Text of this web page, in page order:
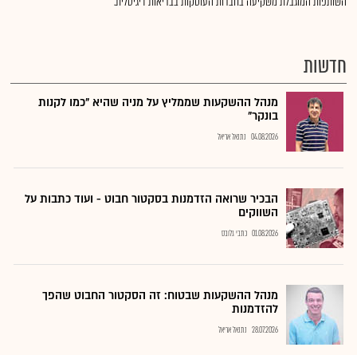
חדשות
מנהל ההשקעות שממליץ על מניה שהיא "כמו לקנות
בונקר"
04.08.2026 נתנאל אריאל
הבכיר שרואה הזדמנות בסקטור חבוט - ועוד כתבות על
השווקים
01.08.2026 כתבי גלובס
מנהל ההשקעות שבטוח: זה הסקטור החבוט שהפך
להזדמנות
28.07.2026 נתנאל אריאל